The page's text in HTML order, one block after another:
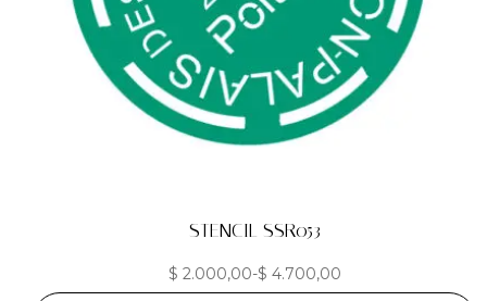
STENCIL SSR053
$ 2.000,00-$ 4.700,00